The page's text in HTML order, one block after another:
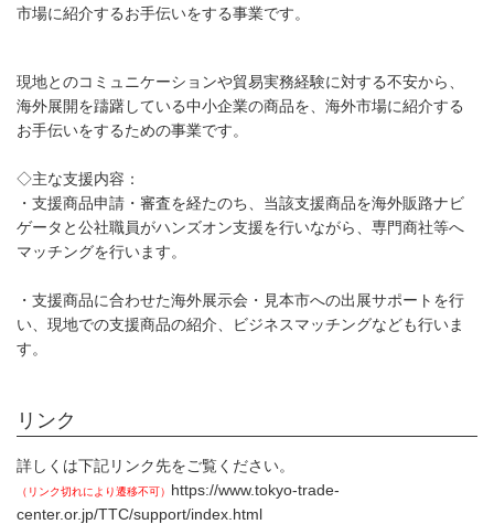
市場に紹介するお手伝いをする事業です。
現地とのコミュニケーションや貿易実務経験に対する不安から、
海外展開を躊躇している中小企業の商品を、海外市場に紹介する
お手伝いをするための事業です。
◇主な支援内容：
・支援商品申請・審査を経たのち、当該支援商品を海外販路ナビ
ゲータと公社職員がハンズオン支援を行いながら、専門商社等へ
マッチングを行います。
・支援商品に合わせた海外展示会・見本市への出展サポートを行
い、現地での支援商品の紹介、ビジネスマッチングなども行いま
す。
リンク
詳しくは下記リンク先をご覧ください。
（リンク切れにより遷移不可） https://www.tokyo-trade-
center.or.jp/TTC/support/index.html